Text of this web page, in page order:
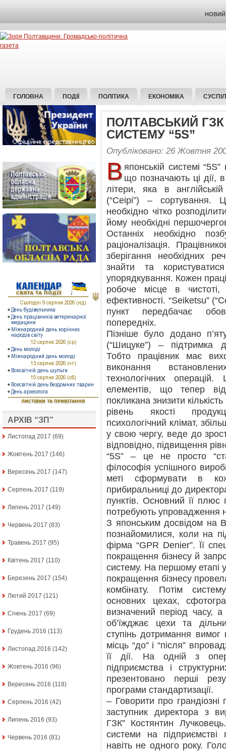
НОВИЙ
ГОЛОВНА ПОДІЇ ПОЛІТИКА ЕКОНОМІКА
АРХІВ “ЗП”
Листопад 2017 (69)
Жовтень 2017 (146)
Вересень 2017 (147)
Серпень 2017 (119)
Липень 2017 (149)
Червень 2017 (83)
Травень 2017 (95)
Квітень 2017 (110)
Березень 2017 (154)
Лютий 2017 (121)
Січень 2017 (69)
Грудень 2016 (113)
Листопад 2016 (142)
Жовтень 2016 (96)
Вересень 2016 (118)
Серпень 2016 (42)
Липень 2016 (93)
Червень 2016 (81)
ПОЛТАВСЬКИЙ
СИСТЕМУ “5S”
Опубліковано: 26 Жовтня
Вяпонській системі
що позначають ці дії,
літери, яка в
(“Ceipi”) – сортування.
необхідно чітко
йому необхідні
Останніх необхідно
раціоналізація.
зберігання необхідних
знайти та
упорядкування. Кожен
робоче місце в
ефективності. “Seiketsu”
пункт передбачає
попередніх.
Пізніше було додано
(“Шицуке”) – підтримка
Тобто працівник має
виконання
технологічних
елементів, що тепер
покликана знизити
рівень якості
психологічний клімат,
у свою чергу, веде до
відповідно, підвищення
“5S” – це не просто
філософія успішного
меті сформувати в
прибиральниці до
пунктів. Основний її
потребують упровадження
З японським досвідом на
познайомилися, коли на
фірма “GPR Denier”. Її
покращення бізнесу й
систему. На першому етапі
покращення бізнесу
комбінату. Потім
основних цехах,
визначений період часу,
об’їжджає цехи та
ступінь дотримання вимог
місць “до” і “після”
її дії. На одній з
підприємства і
презентовано перші
програми стандартизації.
– Говорити про
заступник директора з
ГЗК” Костянтин
системи на
навіть не одного року.